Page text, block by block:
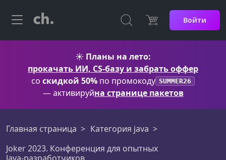
Войти
☀️ Планы на лето:
прокачать ИИ, CS-базу и забрать оффер
со скидкой 50% по промокоду SUMMER26
— активируйна странице пакетов
Главная страница
Категория java
Joker 2023. Конференция для опытных